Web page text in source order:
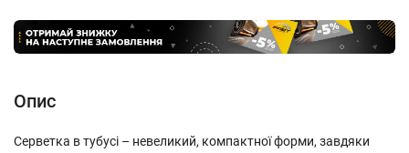
Опис
Серветка в тубусі – невеликий, компактної форми, завдяки